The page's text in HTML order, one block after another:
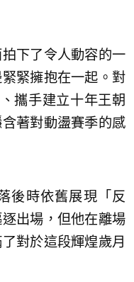
下了令人動容的一
緊擁抱在一起。對
攜手建立十年王朝
著對動盪賽季的感
後時依舊展現「反
出場，但他在離場
對於這段輝煌歲月